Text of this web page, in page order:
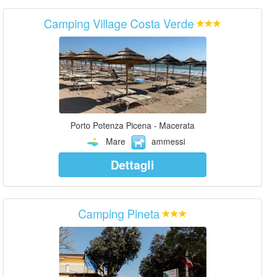
Camping Village Costa Verde
Porto Potenza Picena - Macerata
Mare
ammessi
Dettagli
Camping Pineta